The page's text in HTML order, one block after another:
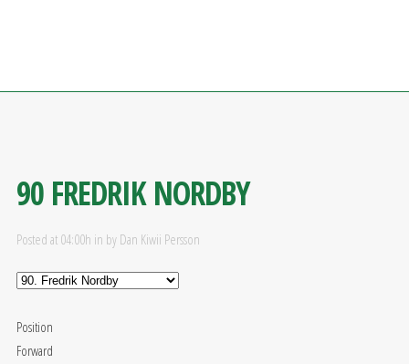
90FREDRIK NORDBY
Posted at 04:00h in by Dan Kiwii Persson
Position
Forward